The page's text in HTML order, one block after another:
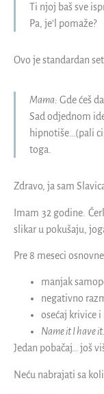
Ti njoj baš sve
Pa, je’l pomaže?
Ovo je standardan
Mama: Gde ćeš
Sad odjednom
hipnotiše…(pali
toga.
Zdravo, ja sam
Imam 32 godine.
slikar u pokušaju,
Pre 8 meseci
manjak
negativno
osećaj krivice
Name it I have it.
Jedan pobačaj… još
Neću nabrajati sa